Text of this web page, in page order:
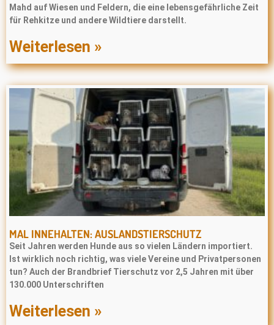
Mahd auf Wiesen und Feldern, die eine lebensgefährliche Zeit
für Rehkitze und andere Wildtiere darstellt.
Weiterlesen »
MAL INNEHALTEN: AUSLANDSTIERSCHUTZ
Seit Jahren werden Hunde aus so vielen Ländern importiert.
Ist wirklich noch richtig, was viele Vereine und Privatpersonen
tun? Auch der Brandbrief Tierschutz vor 2,5 Jahren mit über
130.000 Unterschriften
Weiterlesen »